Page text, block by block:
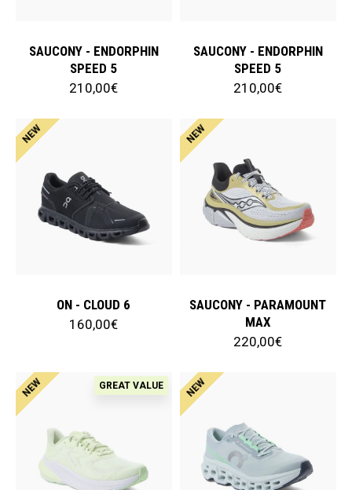
SAUCONY - ENDORPHIN
SPEED 5
210,00€
SAUCONY - ENDORPHIN
SPEED 5
210,00€
NEW
ON - CLOUD 6
160,00€
NEW
SAUCONY - PARAMOUNT
MAX
220,00€
NEW GREAT VALUE NEW